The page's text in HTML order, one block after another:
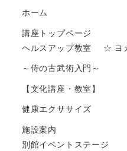
ホーム
講座トップページ
ヘルスアップ教室 ☆ ヨ
～侍の古武術入門～
【文化講座・教室】
健康エクササイズ
施設案内
別館イベントステージ